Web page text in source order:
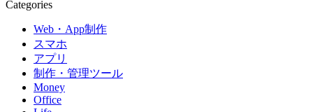
Categories
Web・App制作
スマホ
アプリ
制作・管理ツール
Money
Office